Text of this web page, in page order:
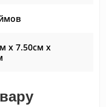
x 7.50см x